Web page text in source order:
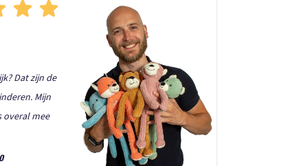
Dat zijn de
Mijn
overal mee